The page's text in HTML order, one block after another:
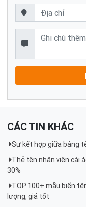
CÁC TIN KHÁC
Sự kết hợp giữa bảng
Thẻ tên nhân viên cài
30%
TOP 100+ mẫu biển
lượng, giá tốt